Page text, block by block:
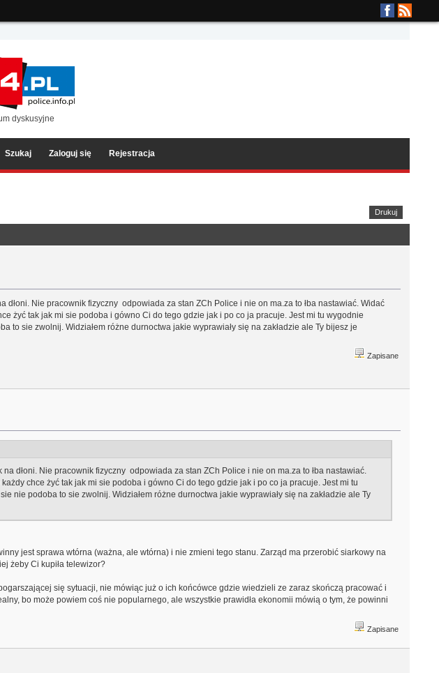
dyskusyjne
Szukaj Zaloguj się Rejestracja
Drukuj
Nie pracownik fizyczny odpowiada za stan ZCh Police i nie on ma.za to łba nastawiać. Widać
żyć tak jak mi sie podoba i gówno Ci do tego gdzie jak i po co ja pracuje. Jest mi tu wygodnie
to sie zwolnij. Widziałem różne durnoctwa jakie wyprawiały się na zakładzie ale Ty bijesz je
Zapisane
dłoni. Nie pracownik fizyczny odpowiada za stan ZCh Police i nie on ma.za to łba nastawiać.
chce żyć tak jak mi sie podoba i gówno Ci do tego gdzie jak i po co ja pracuje. Jest mi tu
nie podoba to sie zwolnij. Widziałem różne durnoctwa jakie wyprawiały się na zakładzie ale Ty
jest sprawa wtórna (ważna, ale wtórna) i nie zmieni tego stanu. Zarząd ma przerobić siarkowy na
żeby Ci kupiła telewizor?
się sytuacji, nie mówiąc już o ich końcówce gdzie wiedzieli ze zaraz skończą pracować i
bo może powiem coś nie popularnego, ale wszystkie prawidła ekonomii mówią o tym, że powinni
Zapisane